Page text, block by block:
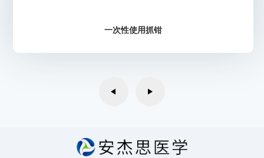
一次性使用抓钳